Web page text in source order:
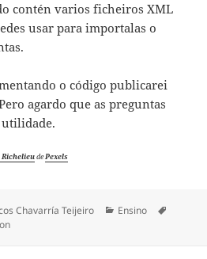
contén varios ficheiros XML
usar para importalas o
o código publicarei
agardo que as preguntas
utilidade.
dePexels
Chavarría Teijeiro Categorias
Ensino